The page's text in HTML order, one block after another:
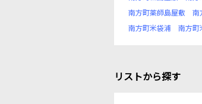
南方町薬師島屋敷
南
南方町米袋浦
南方町
リストから探す